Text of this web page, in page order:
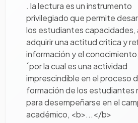
. la lectura es un instrumento
privilegiado que permite
los estudiantes capacidades,
adquirir una actitud critica y
información y el
´por la cual es una actividad
imprescindible en el proceso
formación de los estudiantes
para desempeñarse en el
académico, <b>...</b>